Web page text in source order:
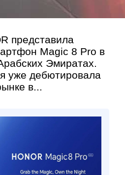
представила
Magic 8 Pro в
Эмиратах.
уже дебютировала
в...